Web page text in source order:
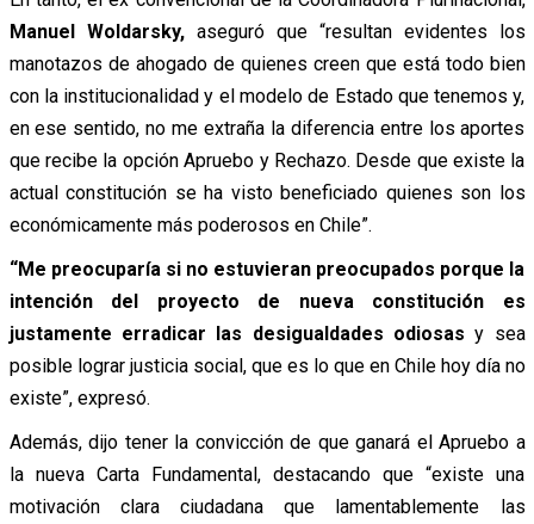
Manuel Woldarsky, aseguró que “resultan evidentes los
manotazos de ahogado de quienes creen que está todo bien
con la institucionalidad y el modelo de Estado que tenemos y,
en ese sentido, no me extraña la diferencia entre los aportes
que recibe la opción Apruebo y Rechazo. Desde que existe la
actual constitución se ha visto beneficiado quienes son los
económicamente más poderosos en Chile”.
“Me preocuparía si no estuvieran preocupados porque la
intención del proyecto de nueva constitución es
justamente erradicar las desigualdades odiosas y sea
posible lograr justicia social, que es lo que en Chile hoy día no
existe”, expresó.
Además, dijo tener la convicción de que ganará el Apruebo a
la nueva Carta Fundamental, destacando que “existe una
motivación clara ciudadana que lamentablemente las